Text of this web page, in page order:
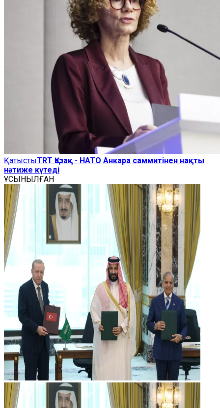
ҚатыстыTRT Қазақ - НАТО Анкара саммитінен нақты
нәтиже күтеді
ҰСЫНЫЛҒАН